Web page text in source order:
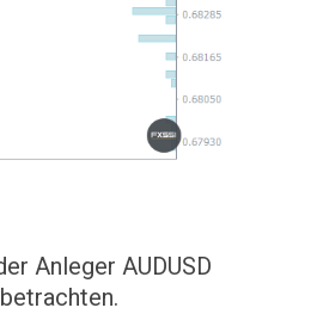
Anleger AUDUSD